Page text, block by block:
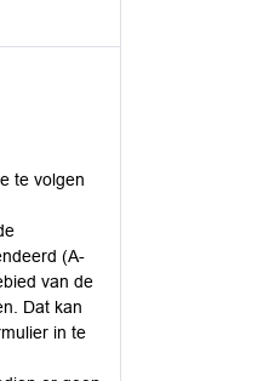
te volgen
(A-
van de
Dat kan
in te